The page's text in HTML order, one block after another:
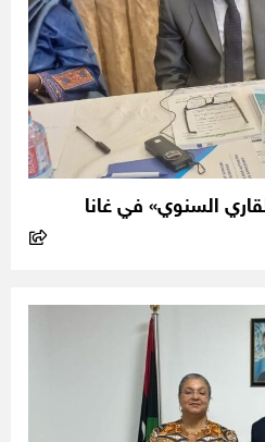
السنوي» في غانا